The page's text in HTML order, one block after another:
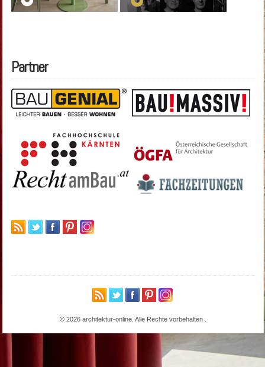
Partner
© 2026 architektur-online. Alle Rechte vorbehalten .